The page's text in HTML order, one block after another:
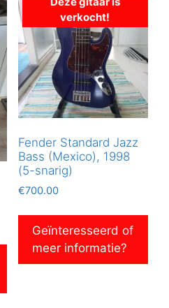
verkocht!
Fender Standard Jazz
Bass (Mexico), 1998
(5-snarig)
€700.00
Geïnteresseerd of
meer informatie?